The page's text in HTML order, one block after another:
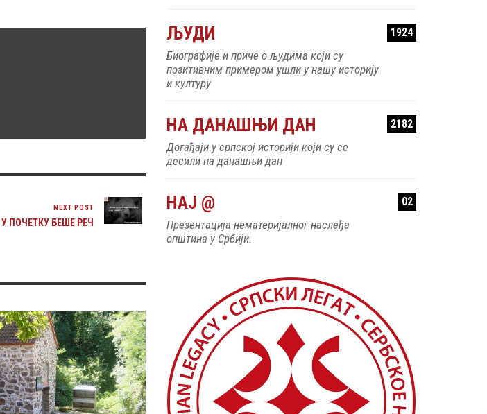
NEXT POST
У ПОЧЕТКУ БЕШЕ РЕЧ
ЉУДИ 1924
Биографије и приче о људима који су
позитивним примером ушли у нашу историју
и културу
НА ДАНАШЊИ ДАН 2182
Догађаји у српској историји који су се
десили на данашњи дан
НАЈ @ 02
Презентација нематеријалног наслеђа
општина у Србији.